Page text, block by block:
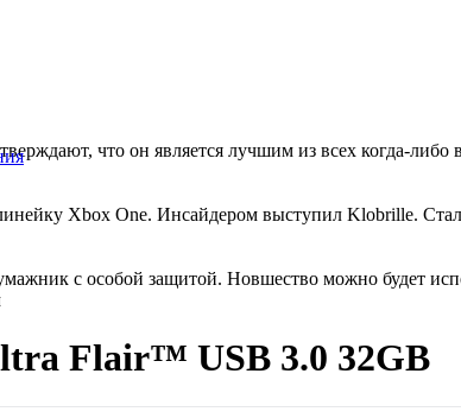
что он является лучшим из всех когда-
Xbox One. Инсайдером выступил Klobrille.
с особой защитой. Новшество можно будет
Flair™ USB 3.0 32GB